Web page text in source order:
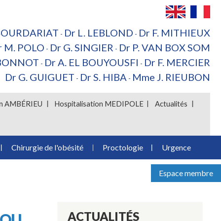
- Dr L. LEBLOND - Dr F. MITHIEUX
M. POLO - Dr G. SINGIER - Dr P. VAN BOX SOM
- Dr A. EL BOUYOUSFI - Dr F. MERCIER
Dr G. GUIGUET - Dr S. HIBA - Mme J. RIEUBON
AMBÉRIEU Hospitalisation MEDIPOLE Actualités
Chirurgie de l'obésité Proctologie Urgence
Espace membre
ACTUALITÉS